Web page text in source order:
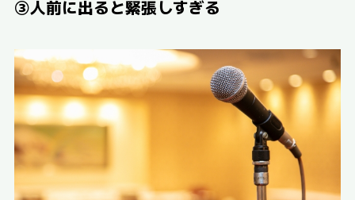
③人前に出ると緊張しすぎる